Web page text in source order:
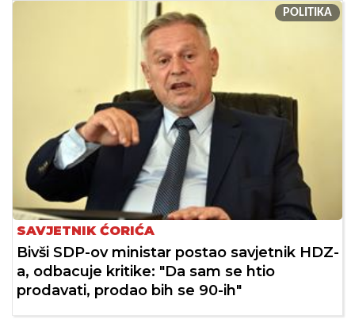
POLITIKA
SAVJETNIK ĆORIĆA
Bivši SDP-ov ministar postao savjetnik HDZ-
a, odbacuje kritike: "Da sam se htio
prodavati, prodao bih se 90-ih"